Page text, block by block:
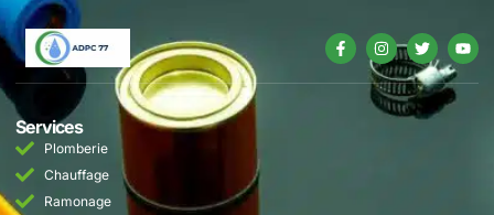
Services
Plomberie
Chauffage
Ramonage